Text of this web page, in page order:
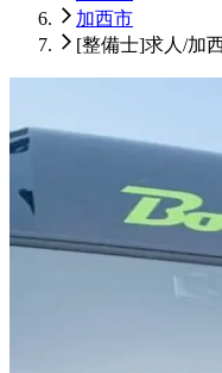
加西市
[整備士]求人/加